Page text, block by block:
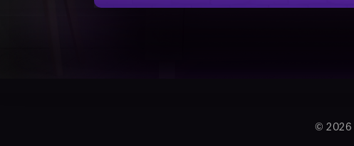
© 2026